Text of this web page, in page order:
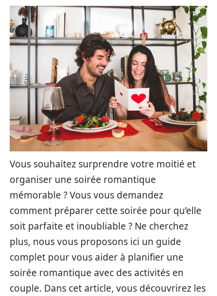
Vous souhaitez surprendre votre moitié et
organiser une soirée romantique
mémorable ? Vous vous demandez
comment préparer cette soirée pour qu’elle
soit parfaite et inoubliable ? Ne cherchez
plus, nous vous proposons ici un guide
complet pour vous aider à planifier une
soirée romantique avec des activités en
couple. Dans cet article, vous découvrirez les